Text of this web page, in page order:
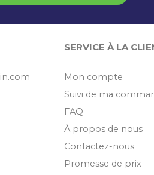
SERVICE À LA
Mon compte
Suivi de ma
FAQ
À propos de nous
Contactez-nous
Promesse de prix